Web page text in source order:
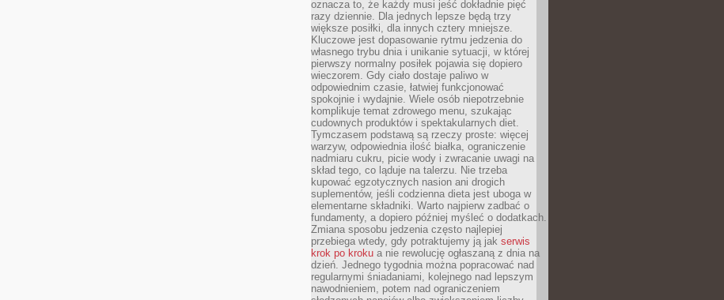
oznacza to, że każdy musi jeść dokładnie pięć
razy dziennie. Dla jednych lepsze będą trzy
większe posiłki, dla innych cztery mniejsze.
Kluczowe jest dopasowanie rytmu jedzenia do
własnego trybu dnia i unikanie sytuacji, w której
pierwszy normalny posiłek pojawia się dopiero
wieczorem. Gdy ciało dostaje paliwo w
odpowiednim czasie, łatwiej funkcjonować
spokojnie i wydajnie. Wiele osób niepotrzebnie
komplikuje temat zdrowego menu, szukając
cudownych produktów i spektakularnych diet.
Tymczasem podstawą są rzeczy proste: więcej
warzyw, odpowiednia ilość białka, ograniczenie
nadmiaru cukru, picie wody i zwracanie uwagi na
skład tego, co ląduje na talerzu. Nie trzeba
kupować egzotycznych nasion ani drogich
suplementów, jeśli codzienna dieta jest uboga w
elementarne składniki. Warto najpierw zadbać o
fundamenty, a dopiero później myśleć o dodatkach.
Zmiana sposobu jedzenia często najlepiej
przebiega wtedy, gdy potraktujemy ją jak serwis
krok po kroku a nie rewolucję ogłaszaną z dnia na
dzień. Jednego tygodnia można popracować nad
regularnymi śniadaniami, kolejnego nad lepszym
nawodnieniem, potem nad ograniczeniem